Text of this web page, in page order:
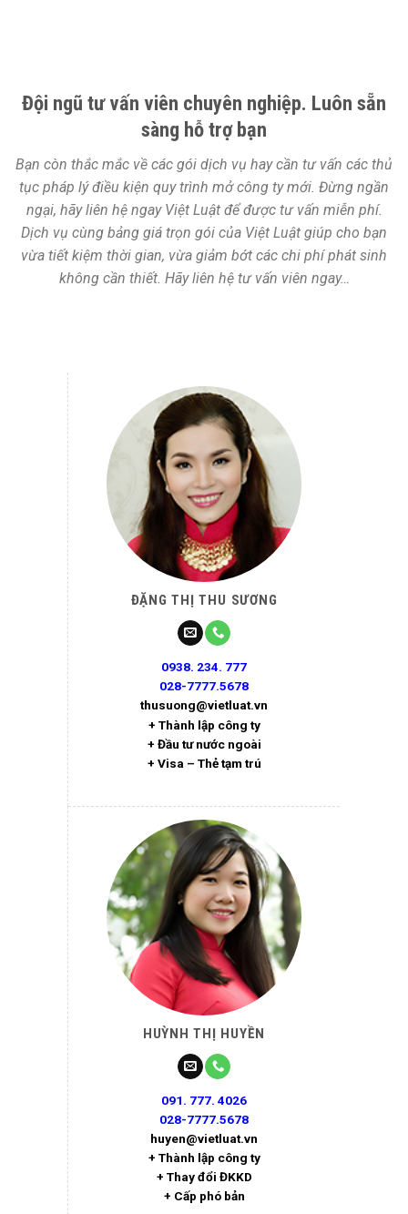
Đội ngũ tư vấn viên chuyên nghiệp. Luôn sẵn
sàng hỗ trợ bạn
Bạn còn thắc mắc về các gói dịch vụ hay cần tư vấn các thủ
tục pháp lý điều kiện quy trình mở công ty mới. Đừng ngần
ngại, hãy liên hệ ngay Việt Luật để được tư vấn miễn phí.
Dịch vụ cùng bảng giá trọn gói của Việt Luật giúp cho bạn
vừa tiết kiệm thời gian, vừa giảm bớt các chi phí phát sinh
không cần thiết. Hãy liên hệ tư vấn viên ngay…
ĐẶNG THỊ THU SƯƠNG
0938. 234. 777
028-7777.5678
thusuong@vietluat.vn
+ Thành lập công ty
+ Đầu tư nước ngoài
+ Visa – Thẻ tạm trú
HUỲNH THỊ HUYỀN
091. 777. 4026
028-7777.5678
huyen@vietluat.vn
+ Thành lập công ty
+ Thay đổi ĐKKD
+ Cấp phó bản